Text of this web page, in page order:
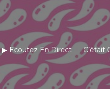
▶︎ Ecoutez En Direct C’était